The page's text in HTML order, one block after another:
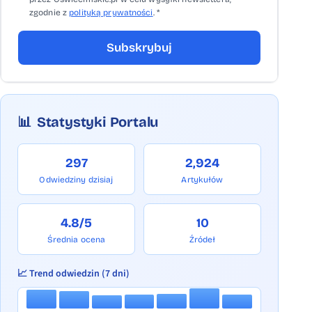
zgodnie z polityką prywatności. *
Subskrybuj
📊 Statystyki Portalu
297
Odwiedziny dzisiaj
2,924
Artykułów
4.8/5
Średnia ocena
10
Źródeł
📈 Trend odwiedzin (7 dni)